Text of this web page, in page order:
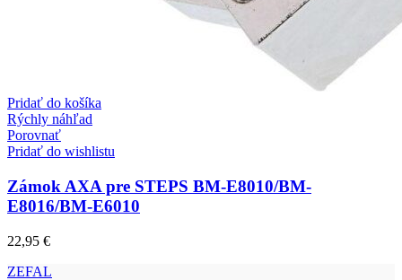
Pridať do košíka
Rýchly náhľad
Porovnať
Pridať do wishlistu
Zámok AXA pre STEPS BM-E8010/BM-
E8016/BM-E6010
22,95 €
ZEFAL